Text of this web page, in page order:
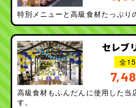
特別メニューと高級食材たっぷり
セレブ
全
高級食材もふんだんに使用した当
す。